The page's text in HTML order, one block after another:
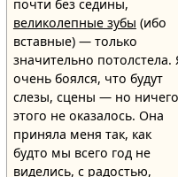
почти без седины,
великолепные зубы (ибо
вставные) — только
значительно потолстела.
очень боялся, что будут
слезы, сцены — но ничего
этого не оказалось. Она
приняла меня так, как
будто мы всего год не
виделись, с радостью,